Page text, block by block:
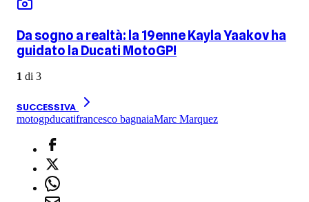
Da sogno a realtà: la 19enne Kayla Yaakov ha
guidato la Ducati MotoGP!
1 di 3
SUCCESSIVA
motogpducatifrancesco bagnaiaMarc Marquez